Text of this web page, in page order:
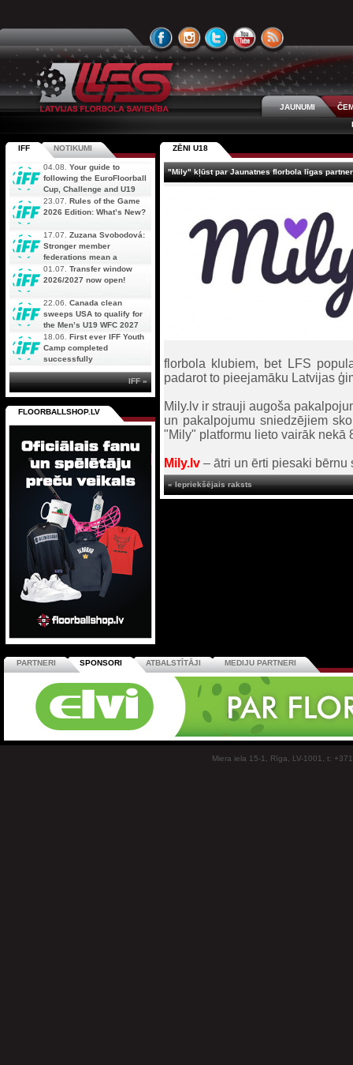
JAUNUMI
ZĒNI U18
"Mily" kļūst par Jaunatnes florbola līgas
florbola klubiem, bet LFS
padarot to pieejamāku Latvijas
Mily.lv ir strauji augoša
un pakalpojumu sniedzējiem
"Mily" platformu lieto vairāk nekā
Mily.lv – ātri un ērti piesaki
« Iepriekšējais raksts
IFF NOTIKUMI
04.08. Your guide to
following the EuroFloorball
Cup, Challenge and U19
AOFC Qualifiers
simultaneously
23.07. Rules of the Game
2026 Edition: What’s New?
17.07. Zuzana Svobodová:
Stronger member
federations mean a
stronger future for floorball
01.07. Transfer window
2026/2027 now open!
22.06. Canada clean
sweeps USA to qualify for
the Men’s U19 WFC 2027
18.06. First ever IFF Youth
Camp completed
successfully
IFF »
FLOORBALLSHOP.LV
PARTNERI SPONSORI ATBALSTĪTĀJI MEDIJU PARTNERI
Miera iela 15-1, Rīga, LV-1001, t: